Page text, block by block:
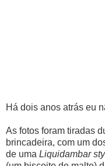
Há dois anos atrás eu
As fotos foram tiradas
brincadeira, com um
de uma Liquidambar